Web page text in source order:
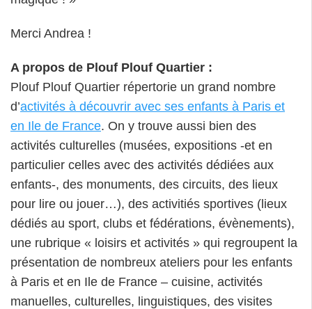
Merci Andrea !
A propos de Plouf Plouf Quartier :
Plouf Plouf Quartier répertorie un grand nombre
d’activités à découvrir avec ses enfants à Paris et
en Ile de France. On y trouve aussi bien des
activités culturelles (musées, expositions -et en
particulier celles avec des activités dédiées aux
enfants-, des monuments, des circuits, des lieux
pour lire ou jouer…), des activitiés sportives (lieux
dédiés au sport, clubs et fédérations, évènements),
une rubrique « loisirs et activités » qui regroupent la
présentation de nombreux ateliers pour les enfants
à Paris et en Ile de France – cuisine, activités
manuelles, culturelles, linguistiques, des visites